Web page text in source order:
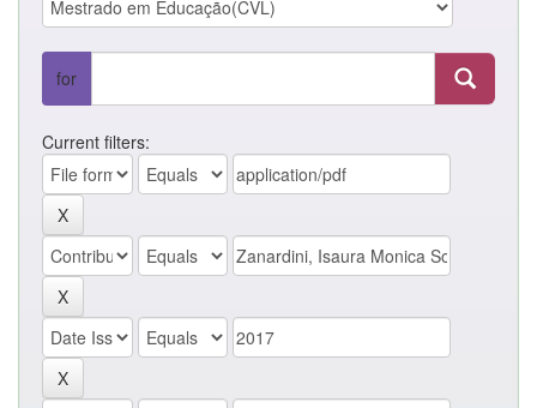
for
Current filters: